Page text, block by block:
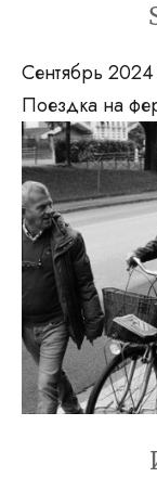
Сентябрь 2024
Поездка на